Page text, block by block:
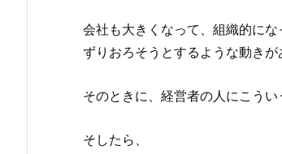
会社も大きくなって、組織的に
ずりおろそうとするような動きが
そのときに、経営者の人にこう
そしたら、